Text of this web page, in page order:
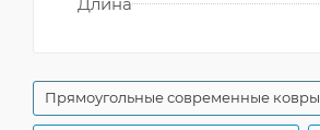
Прямоугольные современные ковры